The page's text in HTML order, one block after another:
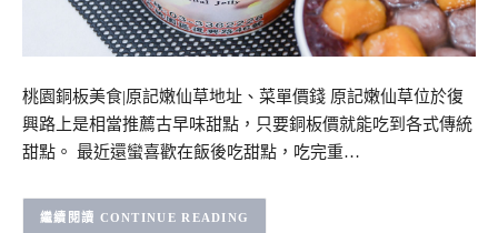
桃園銅板美食|原記嫩仙草地址、菜單價錢 原記嫩仙草位於復
興路上是相當推薦古早味甜點，只要銅板價就能吃到各式傳統
甜點。 最近還蠻喜歡在飯後吃甜點，吃完重…
CONTINUE READING